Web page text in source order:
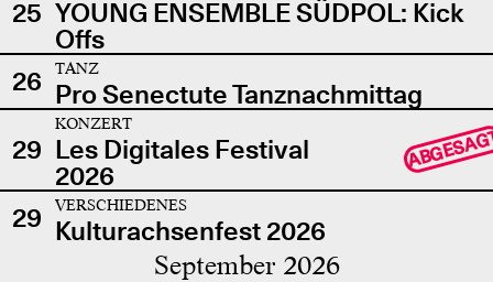
25 YOUNG ENSEMBLE SÜDPOL: Kick
Offs
26
TANZ
Pro Senectute Tanznachmittag
29
KONZERT
Les Digitales Festival
2026
29 VERSCHIEDENES
Kulturachsenfest 2026
September 2026